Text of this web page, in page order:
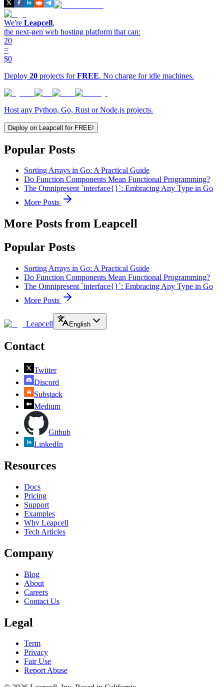
We're Leapcell,
the next-gen web hosting platform that can:
20
=
$0
Deploy 20 projects forFREE. No charge for idle machines.
Host any Python, Go, Rust or Node.js projects.
Deploy on Leapcell for FREE!
Popular Posts
Sorting Arrays in Go: A Practical Guide
Do Function Components Mean Functional Programming?
The Omnipresent `interface{}`: Embracing Any Type in Go
More Posts
More Posts from Leapcell
Popular Posts
Sorting Arrays in Go: A Practical Guide
Do Function Components Mean Functional Programming?
The Omnipresent `interface{}`: Embracing Any Type in Go
More Posts
Leapcell English
Contact
Twitter
Discord
Substack
Medium
Github
LinkedIn
Resources
Docs
Pricing
Support
Examples
Why Leapcell
Tech Articles
Company
Blog
About
Careers
Contact Us
Legal
Term
Privacy
Fair Use
Report Abuse